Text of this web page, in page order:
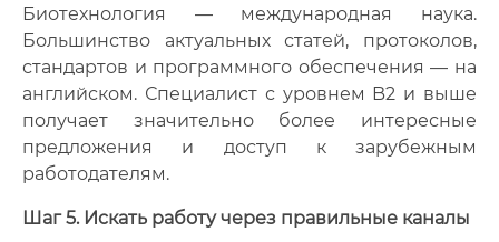
Биотехнология — международная наука.
Большинство актуальных статей, протоколов,
стандартов и программного обеспечения — на
английском. Специалист с уровнем B2 и выше
получает значительно более интересные
предложения и доступ к зарубежным
работодателям.
Шаг 5. Искать работу через правильные каналы